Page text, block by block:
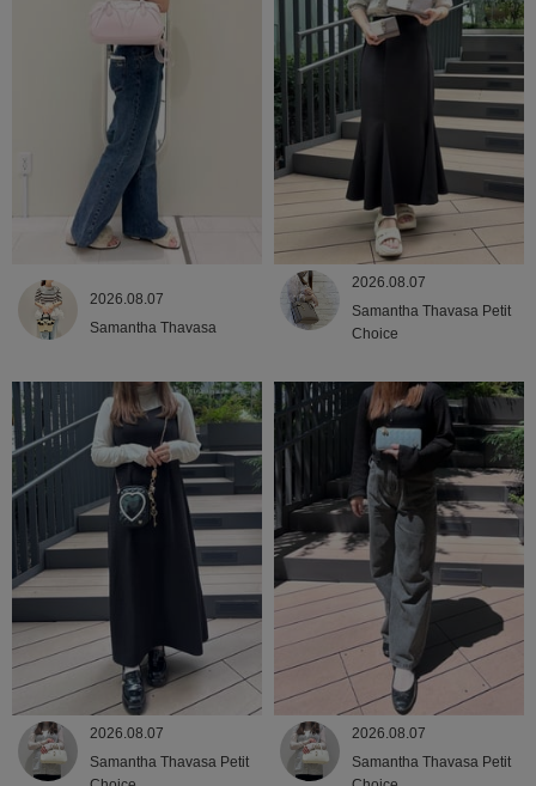
2026.08.07
Samantha Thavasa
2026.08.07
Samantha Thavasa Petit
Choice
2026.08.07
Samantha Thavasa Petit
2026.08.07
Samantha Thavasa Petit